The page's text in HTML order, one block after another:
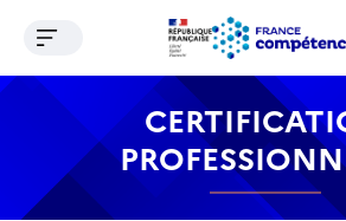
Contenu Recherche Menu
Ouvrir le menu de navigation